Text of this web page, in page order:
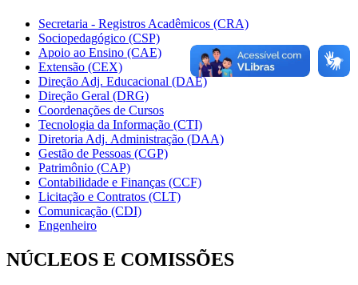
Secretaria - Registros Acadêmicos (CRA)
Sociopedagógico (CSP)
Apoio ao Ensino (CAE)
Extensão (CEX)
Direção Adj. Educacional (DAE)
Direção Geral (DRG)
Coordenações de Cursos
Tecnologia da Informação (CTI)
Diretoria Adj. Administração (DAA)
Gestão de Pessoas (CGP)
Patrimônio (CAP)
Contabilidade e Finanças (CCF)
Licitação e Contratos (CLT)
Comunicação (CDI)
Engenheiro
NÚCLEOS E COMISSÕES